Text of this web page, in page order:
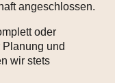
angeschlossen.
oder
und
wir stets